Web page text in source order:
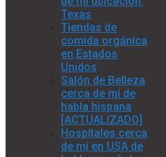
Texas
Tiendas de
comida orgánica
en Estados
Unidos
Salón de Belleza
cerca de mí de
habla hispana
[ACTUALIZADO]
Hospitales cerca
de mí en USA de